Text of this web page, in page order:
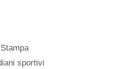
sportivi